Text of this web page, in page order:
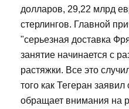
долларов, 29,22 млрд
стерлингов. Главной
"серьезная доставка
занятие начинается с
растяжки. Все это
того как Тегеран
обращает внимания на